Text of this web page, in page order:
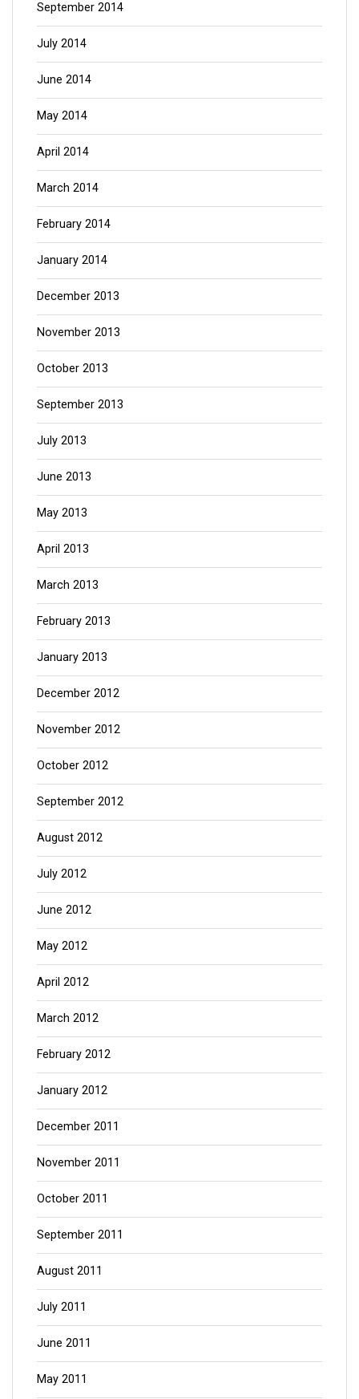
September 2014
July 2014
June 2014
May 2014
April 2014
March 2014
February 2014
January 2014
December 2013
November 2013
October 2013
September 2013
July 2013
June 2013
May 2013
April 2013
March 2013
February 2013
January 2013
December 2012
November 2012
October 2012
September 2012
August 2012
July 2012
June 2012
May 2012
April 2012
March 2012
February 2012
January 2012
December 2011
November 2011
October 2011
September 2011
August 2011
July 2011
June 2011
May 2011